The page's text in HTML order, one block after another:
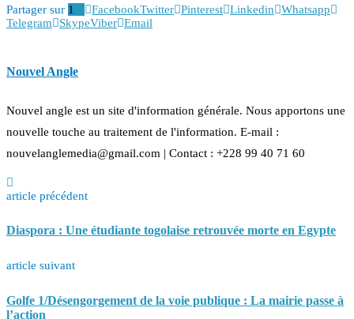
Partager sur 1 FacebookTwitter Pinterest Linkedin
Whatsapp
Telegram
SkypeViber Email
Nouvel Angle
Nouvel angle est un site d'information générale. Nous apportons une
nouvelle touche au traitement de l'information. E-mail :
nouvelanglemedia@gmail.com | Contact : +228 99 40 71 60
article précédent
Diaspora : Une étudiante togolaise retrouvée morte en Egypte
article suivant
Golfe 1/Désengorgement de la voie publique : La mairie passe à
l’action